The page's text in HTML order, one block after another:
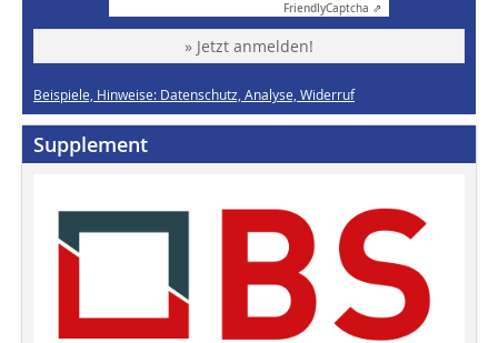
FriendlyCaptcha ⇗
» Jetzt anmelden!
Beispiele, Hinweise: Datenschutz, Analyse, Widerruf
Supplement